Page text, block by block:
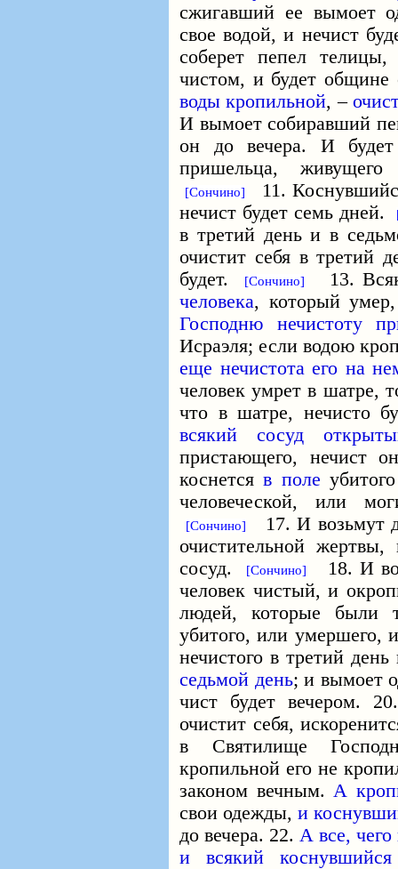
сжигавший ее вымоет
свое водой, и нечист
соберет пепел
чистом, и будет
воды кропильной, –
И вымоет собиравший
он до вечера. И
пришельца,
[Сончино]
11.
нечист будет семь дней.
в третий день и в
очистит себя в третий
будет.
[Сончино]
13.
человека, который
Господню нечистоту
Исраэля; если водою
еще нечистота его на
человек умрет в шатре,
что в шатре, нечисто
всякий сосуд
пристающего, нечист
коснетсяв поле
человеческой, или
[Сончино]
17. И возьмут
очистительной
сосуд.
[Сончино]
18. И
человек чистый, и
людей, которые были
убитого, или умершего,
нечистого в третий
седьмой день; и вымоет
чист будет вечером.
очистит себя,
в Святилище
кропильной его не
законом вечным. А
свои одежды,и
до вечера. 22. А все, чего
и всякий коснувшийся